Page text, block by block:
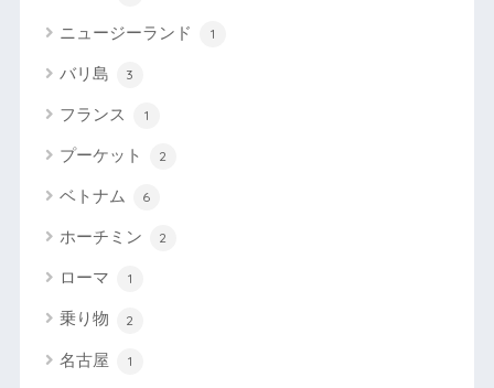
ニュージーランド 1
バリ島 3
フランス 1
プーケット 2
ベトナム 6
ホーチミン 2
ローマ 1
乗り物 2
名古屋 1